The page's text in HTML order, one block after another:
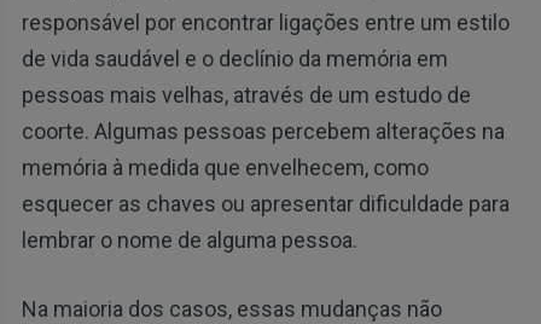
responsável por encontrar ligações entre um estilo
de vida saudável e o declínio da memória em
pessoas mais velhas, através de um estudo de
coorte. Algumas pessoas percebem alterações na
memória à medida que envelhecem, como
esquecer as chaves ou apresentar dificuldade para
lembrar o nome de alguma pessoa.
Na maioria dos casos, essas mudanças não